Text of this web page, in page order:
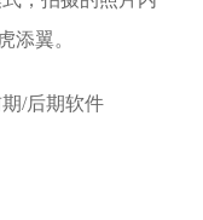
添翼。